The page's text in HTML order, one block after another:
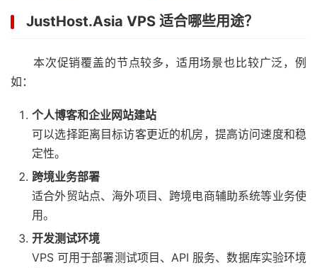
JustHost.Asia VPS 适合哪些用途？
本次促销覆盖的节点较多，适用场景也比较广泛，例
如：
个人博客和企业网站建站
可以选择距离目标访客更近的机房，提高访问速度和稳
定性。
跨境业务部署
适合外贸站点、海外项目、跨境电商辅助系统等业务使
用。
开发测试环境
VPS 可用于部署测试项目、API 服务、数据库实验环境